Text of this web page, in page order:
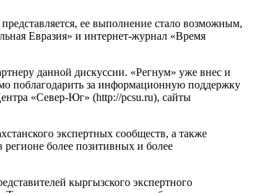
ее выполнение стало возможным,
Евразия» и интернет-журнал «Время
данной дискуссии. «Регнум» уже внес и
поблагодарить за информационную поддержку
«Север-Юг» (http://pcsu.ru), сайты
экспертных сообществ, а также
регионе более позитивных и более
кыргызского экспертного